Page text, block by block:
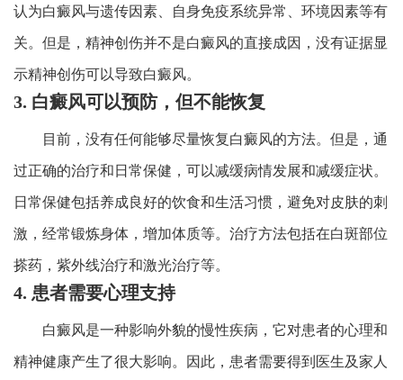
认为白癜风与遗传因素、自身免疫系统异常、环境因素等有
关。但是，精神创伤并不是白癜风的直接成因，没有证据显
示精神创伤可以导致白癜风。
3. 白癜风可以预防，但不能恢复
目前，没有任何能够尽量恢复白癜风的方法。但是，通
过正确的治疗和日常保健，可以减缓病情发展和减缓症状。
日常保健包括养成良好的饮食和生活习惯，避免对皮肤的刺
激，经常锻炼身体，增加体质等。治疗方法包括在白斑部位
搽药，紫外线治疗和激光治疗等。
4. 患者需要心理支持
白癜风是一种影响外貌的慢性疾病，它对患者的心理和
精神健康产生了很大影响。因此，患者需要得到医生及家人